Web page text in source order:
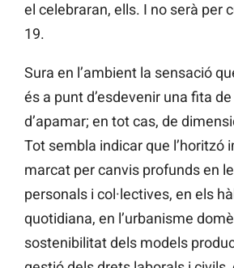
el celebraran, ells. I no serà per
19.
Sura en l’ambient la sensació
és a punt d’esdevenir una fita
d’apamar; en tot cas, de
Tot sembla indicar que l’horitzó
marcat per canvis profunds en
personals i col·lectives, en els
quotidiana, en l’urbanisme
sostenibilitat dels models